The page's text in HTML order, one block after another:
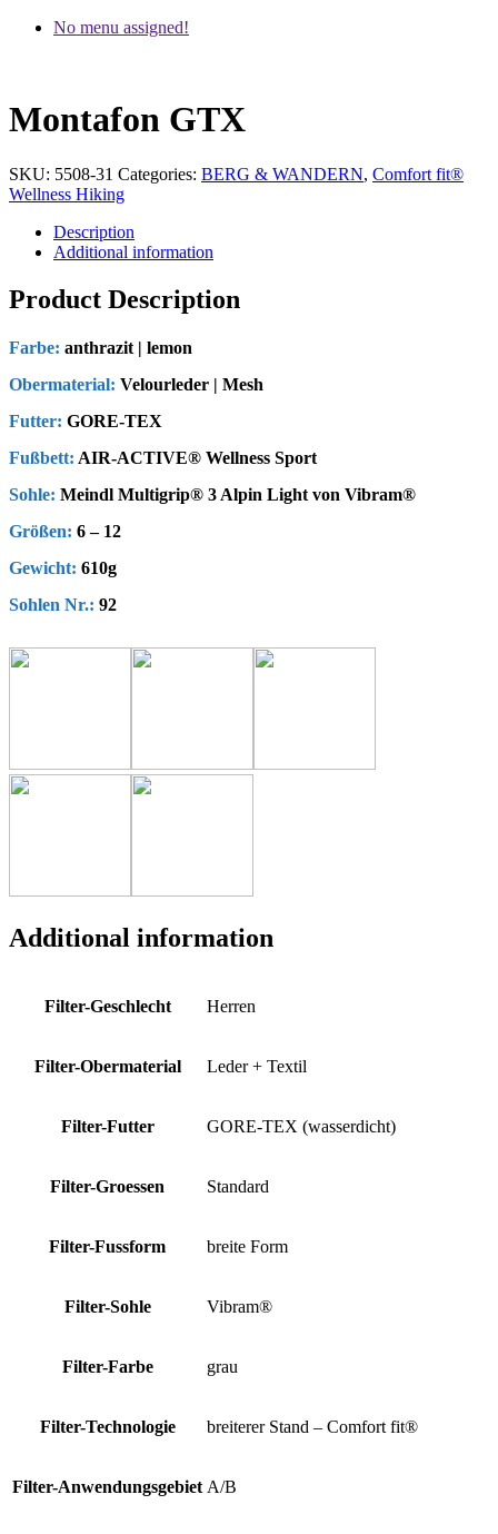
No menu assigned!
Montafon GTX
SKU: 5508-31 Categories: BERG & WANDERN, Comfort fit®
Wellness Hiking
Description
Additional information
Product Description
Farbe: anthrazit | lemon
Obermaterial: Velourleder | Mesh
Futter: GORE-TEX
Fußbett: AIR-ACTIVE® Wellness Sport
Sohle: Meindl Multigrip® 3 Alpin Light von Vibram®
Größen: 6 – 12
Gewicht: 610g
Sohlen Nr.: 92
Additional information
Filter-Geschlecht Herren
Filter-Obermaterial Leder + Textil
Filter-Futter GORE-TEX (wasserdicht)
Filter-Groessen Standard
Filter-Fussform breite Form
Filter-Sohle Vibram®
Filter-Farbe grau
Filter-Technologie breiterer Stand – Comfort fit®
Filter-Anwendungsgebiet A/B